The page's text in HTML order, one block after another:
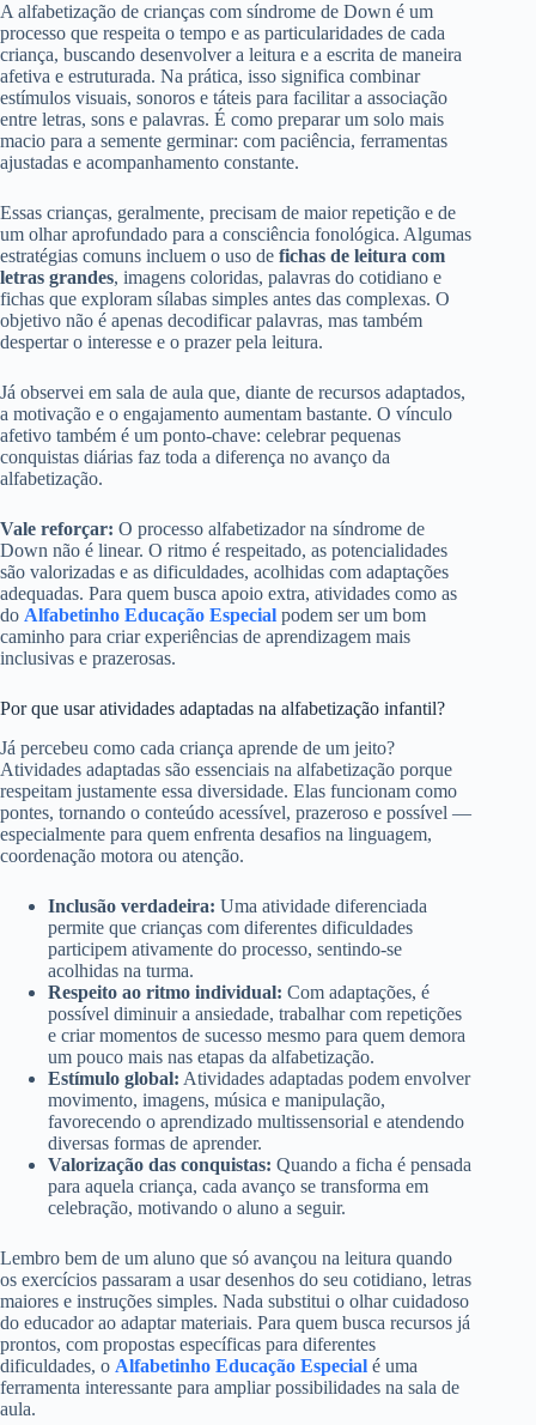
A alfabetização de crianças com síndrome de Down é um
processo que respeita o tempo e as particularidades de cada
criança, buscando desenvolver a leitura e a escrita de maneira
afetiva e estruturada. Na prática, isso significa combinar
estímulos visuais, sonoros e táteis para facilitar a associação
entre letras, sons e palavras. É como preparar um solo mais
macio para a semente germinar: com paciência, ferramentas
ajustadas e acompanhamento constante.
Essas crianças, geralmente, precisam de maior repetição e de
um olhar aprofundado para a consciência fonológica. Algumas
estratégias comuns incluem o uso de fichas de leitura com
letras grandes, imagens coloridas, palavras do cotidiano e
fichas que exploram sílabas simples antes das complexas. O
objetivo não é apenas decodificar palavras, mas também
despertar o interesse e o prazer pela leitura.
Já observei em sala de aula que, diante de recursos adaptados,
a motivação e o engajamento aumentam bastante. O vínculo
afetivo também é um ponto-chave: celebrar pequenas
conquistas diárias faz toda a diferença no avanço da
alfabetização.
Vale reforçar: O processo alfabetizador na síndrome de
Down não é linear. O ritmo é respeitado, as potencialidades
são valorizadas e as dificuldades, acolhidas com adaptações
adequadas. Para quem busca apoio extra, atividades como as
do Alfabetinho Educação Especial podem ser um bom
caminho para criar experiências de aprendizagem mais
inclusivas e prazerosas.
Por que usar atividades adaptadas na alfabetização infantil?
Já percebeu como cada criança aprende de um jeito?
Atividades adaptadas são essenciais na alfabetização porque
respeitam justamente essa diversidade. Elas funcionam como
pontes, tornando o conteúdo acessível, prazeroso e possível —
especialmente para quem enfrenta desafios na linguagem,
coordenação motora ou atenção.
Inclusão verdadeira: Uma atividade diferenciada
permite que crianças com diferentes dificuldades
participem ativamente do processo, sentindo-se
acolhidas na turma.
Respeito ao ritmo individual: Com adaptações, é
possível diminuir a ansiedade, trabalhar com repetições
e criar momentos de sucesso mesmo para quem demora
um pouco mais nas etapas da alfabetização.
Estímulo global: Atividades adaptadas podem envolver
movimento, imagens, música e manipulação,
favorecendo o aprendizado multissensorial e atendendo
diversas formas de aprender.
Valorização das conquistas: Quando a ficha é pensada
para aquela criança, cada avanço se transforma em
celebração, motivando o aluno a seguir.
Lembro bem de um aluno que só avançou na leitura quando
os exercícios passaram a usar desenhos do seu cotidiano, letras
maiores e instruções simples. Nada substitui o olhar cuidadoso
do educador ao adaptar materiais. Para quem busca recursos já
prontos, com propostas específicas para diferentes
dificuldades, o Alfabetinho Educação Especial é uma
ferramenta interessante para ampliar possibilidades na sala de
aula.